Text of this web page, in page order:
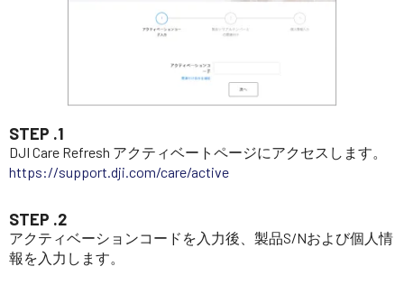
STEP .1
DJI Care Refresh アクティベートページにアクセスします。
https://support.dji.com/care/active
STEP .2
アクティベーションコードを入力後、製品S/Nおよび個人情
報を入力します。